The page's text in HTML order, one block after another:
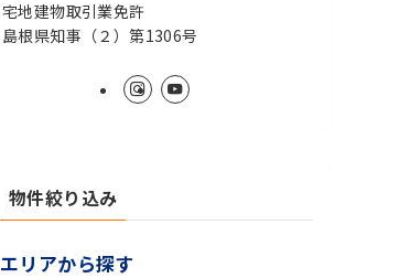
宅地建物取引業免許
島根県知事（２）第1306号
物件絞り込み
エリアから探す